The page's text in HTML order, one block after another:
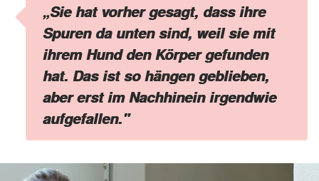
„Sie hat vorher gesagt, dass ihre
Spuren da unten sind, weil sie mit
ihrem Hund den Körper gefunden
hat. Das ist so hängen geblieben,
aber erst im Nachhinein irgendwie
aufgefallen."